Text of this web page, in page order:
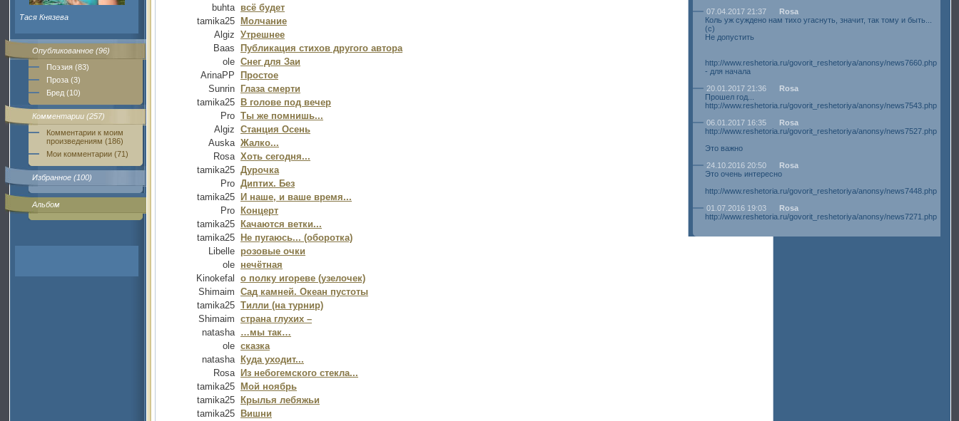
Тася Князева
Опубликованное (96)
Поэзия (83)
Проза (3)
Бред (10)
Комментарии (257)
Комментарии к моим
произведениям (186)
Мои комментарии (71)
Избранное (100)
Альбом
buhta всё будет
tamika25
Молчание
Algiz Утрешнее
Baas
Публикация стихов другого автора
ole Снег для Заи
ArinaPP
Простое
Sunrin
Глаза смерти
tamika25
В голове под вечер
Pro Ты же помнишь...
Algiz Станция Осень
Auska Жалко...
Rosa Хоть сегодня...
tamika25 Дурочка
Pro Диптих. Без
tamika25
И наше, и ваше время...
Pro
Концерт
tamika25
Качаются ветки...
tamika25
Не пугаюсь... (оборотка)
Libelle розовые очки
ole нечётная
Kinokefal
о полку игореве (узелочек)
Shimaim Сад камней. Океан пустоты
tamika25 Тилли (на турнир)
Shimaim страна глухих –
natasha …мы так…
ole сказка
natasha Куда уходит...
Rosa Из небогемского стекла...
tamika25
Мой ноябрь
tamika25
Крылья лебяжьи
tamika25
Вишни
07.04.2017 21:37
Rosa
Коль уж суждено нам тихо угаснуть, значит, так тому и быть...
(с)
Не допустить
http://www.reshetoria.ru/govorit_reshetoriya/anonsy/news7660.php
- для начала
20.01.2017 21:36
Rosa
Прошел год...
http://www.reshetoria.ru/govorit_reshetoriya/anonsy/news7543.php
06.01.2017 16:35
Rosa
http://www.reshetoria.ru/govorit_reshetoriya/anonsy/news7527.php
Это важно
24.10.2016 20:50
Rosa
Это очень интересно
http://www.reshetoria.ru/govorit_reshetoriya/anonsy/news7448.php
01.07.2016 19:03
Rosa
http://www.reshetoria.ru/govorit_reshetoriya/anonsy/news7271.php